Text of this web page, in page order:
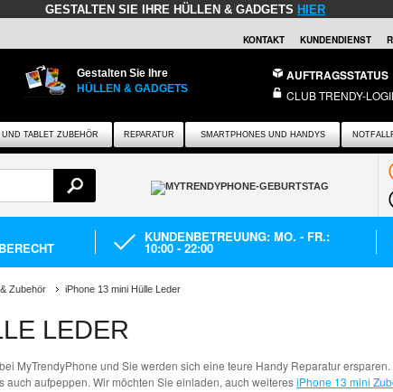
GESTALTEN SIE IHRE HÜLLEN & GADGETS HIER
KONTAKT KUNDENDIENST
Gestalten Sie Ihre
HÜLLEN & GADGETS
AUFTRAGSSTATUS
CLUB TRENDY-
UND TABLET ZUBEHÖR REPARATUR SMARTPHONES UND HANDYS
KUNDENBETREUUNG: MO. - FR.:
10:00 - 22:00
Zubehör iPhone 13 mini Hülle Leder
LEDER
MyTrendyPhone und Sie werden sich eine teure Handy Reparatur
aufpeppen. Wir möchten Sie einladen, auch weiteresiPhone 13 mini